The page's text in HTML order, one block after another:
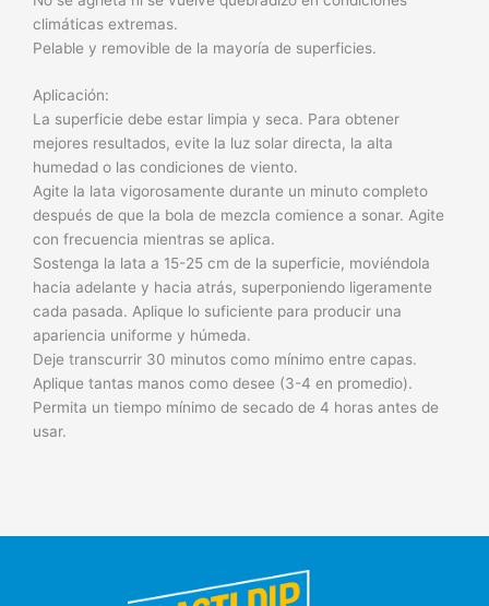
climáticas extremas.
Pelable y removible de la mayoría de superficies.
Aplicación:
La superficie debe estar limpia y seca. Para obtener
mejores resultados, evite la luz solar directa, la alta
humedad o las condiciones de viento.
Agite la lata vigorosamente durante un minuto completo
después de que la bola de mezcla comience a sonar. Agite
con frecuencia mientras se aplica.
Sostenga la lata a 15-25 cm de la superficie, moviéndola
hacia adelante y hacia atrás, superponiendo ligeramente
cada pasada. Aplique lo suficiente para producir una
apariencia uniforme y húmeda.
Deje transcurrir 30 minutos como mínimo entre capas.
Aplique tantas manos como desee (3-4 en promedio).
Permita un tiempo mínimo de secado de 4 horas antes de
usar.